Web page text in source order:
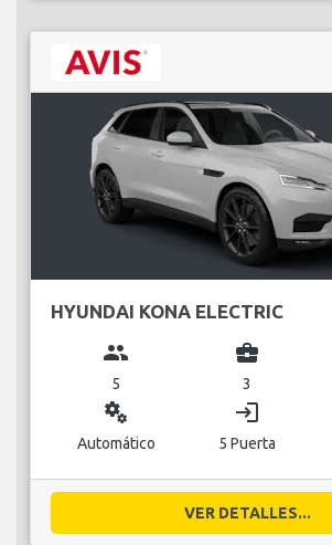
HYUNDAI KONA ELECTRIC
group
5
business_center
3
miscellaneous_services
Automático
login
5 Puerta
VER DETALLES...